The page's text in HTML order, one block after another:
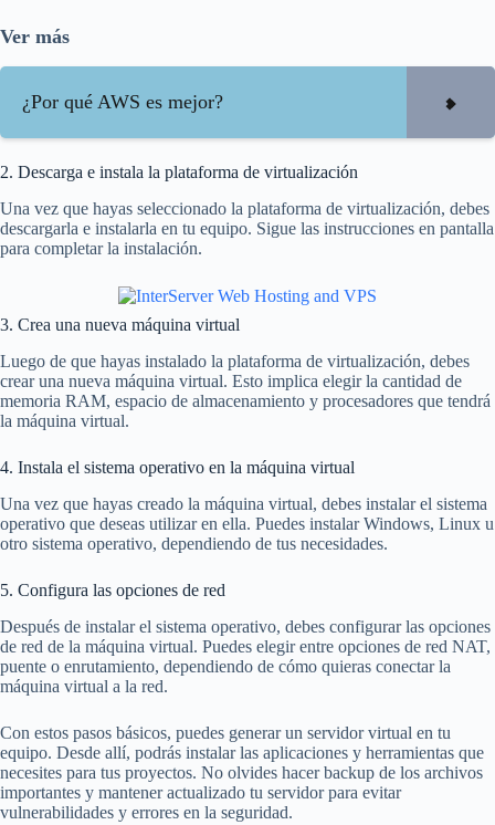
Ver más
¿Por qué AWS es mejor?
2. Descarga e instala la plataforma de virtualización
Una vez que hayas seleccionado la plataforma de virtualización, debes
descargarla e instalarla en tu equipo. Sigue las instrucciones en pantalla
para completar la instalación.
3. Crea una nueva máquina virtual
Luego de que hayas instalado la plataforma de virtualización, debes
crear una nueva máquina virtual. Esto implica elegir la cantidad de
memoria RAM, espacio de almacenamiento y procesadores que tendrá
la máquina virtual.
4. Instala el sistema operativo en la máquina virtual
Una vez que hayas creado la máquina virtual, debes instalar el sistema
operativo que deseas utilizar en ella. Puedes instalar Windows, Linux u
otro sistema operativo, dependiendo de tus necesidades.
5. Configura las opciones de red
Después de instalar el sistema operativo, debes configurar las opciones
de red de la máquina virtual. Puedes elegir entre opciones de red NAT,
puente o enrutamiento, dependiendo de cómo quieras conectar la
máquina virtual a la red.
Con estos pasos básicos, puedes generar un servidor virtual en tu
equipo. Desde allí, podrás instalar las aplicaciones y herramientas que
necesites para tus proyectos. No olvides hacer backup de los archivos
importantes y mantener actualizado tu servidor para evitar
vulnerabilidades y errores en la seguridad.